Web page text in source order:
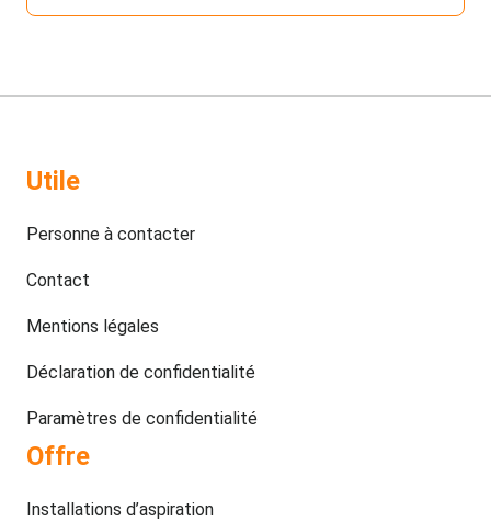
Utile
Personne à contacter
Contact
Mentions légales
Déclaration de confidentialité
Paramètres de confidentialité
Offre
Installations d’aspiration